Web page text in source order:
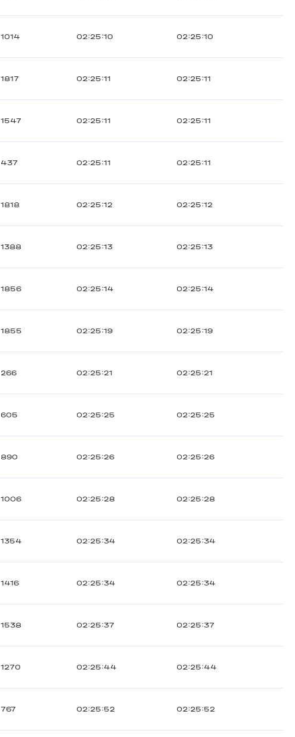
1014 02:25:10 02:25:10
1817 02:25:11 02:25:11
1547 02:25:11 02:25:11
437 02:25:11 02:25:11
1818 02:25:12 02:25:12
1388 02:25:13 02:25:13
1856 02:25:14 02:25:14
1855 02:25:19 02:25:19
266 02:25:21 02:25:21
605 02:25:25 02:25:25
890 02:25:26 02:25:26
1006 02:25:28 02:25:28
1354 02:25:34 02:25:34
1416 02:25:34 02:25:34
1538 02:25:37 02:25:37
1270 02:25:44 02:25:44
767 02:25:52 02:25:52